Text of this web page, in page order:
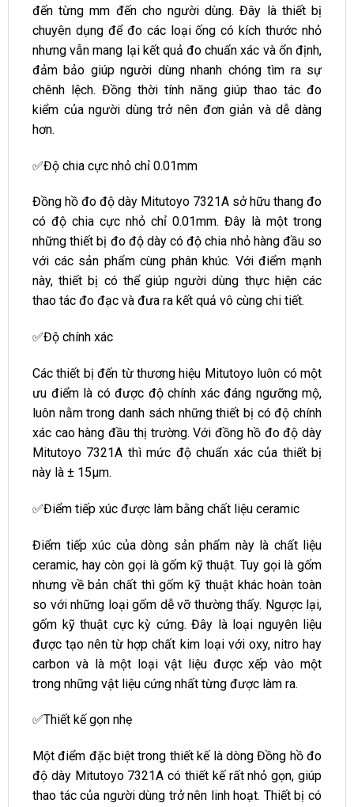
đến từng mm đến cho người dùng. Đây là thiết bị
chuyên dụng để đo các loại ống có kích thước nhỏ
nhưng vẫn mang lại kết quả đo chuẩn xác và ổn định,
đảm bảo giúp người dùng nhanh chóng tìm ra sự
chênh lệch. Đồng thời tính năng giúp thao tác đo
kiểm của người dùng trở nên đơn giản và dễ dàng
hơn.
✅Độ chia cực nhỏ chỉ 0.01mm
Đồng hồ đo độ dày Mitutoyo 7321A sở hữu thang đo
có độ chia cực nhỏ chỉ 0.01mm. Đây là một trong
những thiết bị đo độ dày có độ chia nhỏ hàng đầu so
với các sản phẩm cùng phân khúc. Với điểm mạnh
này, thiết bị có thể giúp người dùng thực hiện các
thao tác đo đạc và đưa ra kết quả vô cùng chi tiết.
✅Độ chính xác
Các thiết bị đến từ thương hiệu Mitutoyo luôn có một
ưu điểm là có được độ chính xác đáng ngưỡng mộ,
luôn nằm trong danh sách những thiết bị có độ chính
xác cao hàng đầu thị trường. Với đồng hồ đo độ dày
Mitutoyo 7321A thì mức độ chuẩn xác của thiết bị
này là ± 15µm.
✅Điểm tiếp xúc được làm bằng chất liệu ceramic
Điểm tiếp xúc của dòng sản phẩm này là chất liệu
ceramic, hay còn gọi là gốm kỹ thuật. Tuy gọi là gốm
nhưng về bản chất thì gốm kỹ thuật khác hoàn toàn
so với những loại gốm dễ vỡ thường thấy. Ngược lại,
gốm kỹ thuật cực kỳ cứng. Đây là loại nguyên liệu
được tạo nên từ hợp chất kim loại với oxy, nitro hay
carbon và là một loại vật liệu được xếp vào một
trong những vật liệu cứng nhất từng được làm ra.
✅Thiết kế gọn nhẹ
Một điểm đặc biệt trong thiết kế là dòng Đồng hồ đo
độ dày Mitutoyo 7321A có thiết kế rất nhỏ gọn, giúp
thao tác của người dùng trở nên linh hoạt. Thiết bị có